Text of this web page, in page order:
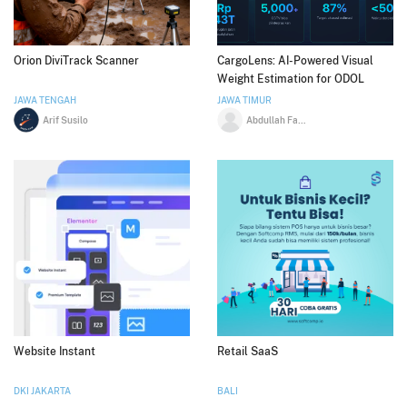
Orion DiviTrack Scanner
JAWA TENGAH
Arif Susilo
CargoLens: AI-Powered Visual
Weight Estimation for ODOL
Compliance
JAWA TIMUR
Website Instant
DKI JAKARTA
Retail SaaS
BALI